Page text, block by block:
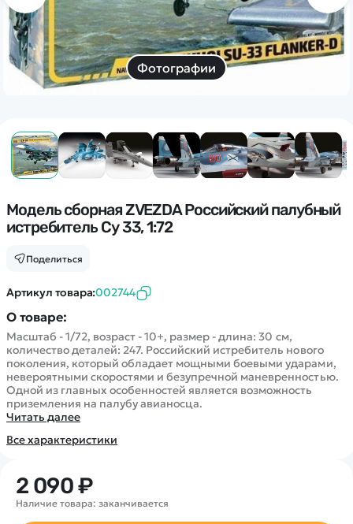
Фотографии
Модель сборная ZVEZDA Российский палубный
истребитель Су 33, 1:72
Поделиться
Артикул товара:002744
О товаре:
Масштаб - 1/72, возраст - 10+, размер - длина: 30 см,
количество деталей: 247. Российский истребитель нового
поколения, который обладает мощными боевыми ударами,
невероятными скоростями и безупречной маневренностью.
Одной из главных особенностей является возможность
приземления на палубу авианосца.
Читать далее
Все характеристики
2 090 ₽
Наличие товара: заканчивается
Дополнительный способ связи
WhatsApp/Мобильный
Есть вопрос? Можем связаться с вами
Наши соцсети:
Каталог
Квадрокоптеры
Машинки
Танки
Вертолеты
Катера
Роботы
Самолеты
Сборные модели
Спецтехника
Железные дороги
Информация
Оптовые продажи
Блог
Статьи про беспилотники
Обзор квадрокоптеров
Покупка в кредит
Покупателю
Контакты
Оплата и доставка
Помощь
Оплата на сайте